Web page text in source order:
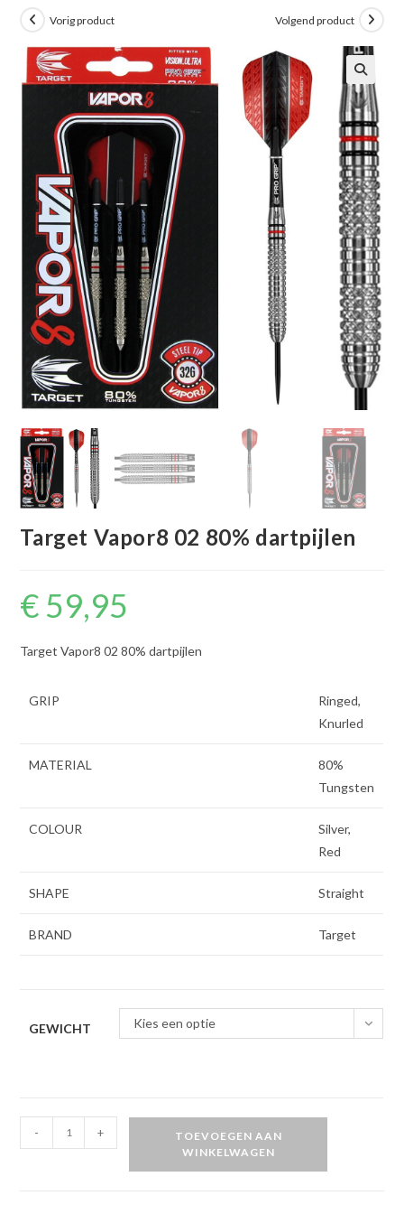
Vorig product Volgend product
Target Vapor8 02 80% dartpijlen
€ 59,95
Target Vapor8 02 80% dartpijlen
GRIP
Ringed,
Knurled
MATERIAL
80%
Tungsten
COLOUR
Silver,
Red
SHAPE Straight
BRAND Target
GEWICHT Kies een optie
Vapor8
- +
TOEVOEGEN AAN
WINKELWAGEN